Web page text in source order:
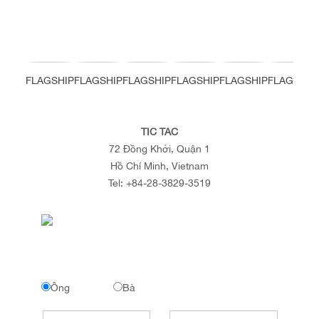
FLAGSHIPFLAGSHIPFLAGSHIPFLAGSHIPFLAGSHIPFLAGSHIP
TIC TAC
72 Đồng Khởi, Quận 1
Hồ Chí Minh, Vietnam
Tel: +84-28-3829-3519
Ông Bà